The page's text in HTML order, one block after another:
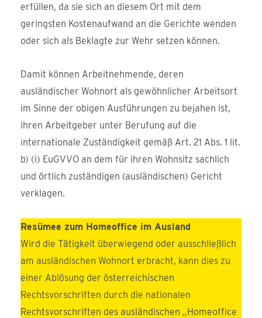
erfüllen, da sie sich an diesem Ort mit dem
geringsten Kostenaufwand an die Gerichte wenden
oder sich als Beklagte zur Wehr setzen können.
Damit können Arbeitnehmende, deren
ausländischer Wohnort als gewöhnlicher Arbeitsort
im Sinne der obigen Ausführungen zu bejahen ist,
ihren Arbeitgeber unter Berufung auf die
internationale Zuständigkeit gemäß Art. 21 Abs. 1 lit.
b) (i) EuGVVO an dem für ihren Wohnsitz sachlich
und örtlich zuständigen (ausländischen) Gericht
verklagen.
Resümee zum Homeoffice im Ausland
Wird die Tätigkeit überwiegend oder ausschließlich
am ausländischen Wohnort erbracht, kann dies zu
einer Ablösung der österreichischen
Rechtsvorschriften durch die nationalen
Rechtsvorschriften des ausländischen „Homeoffice